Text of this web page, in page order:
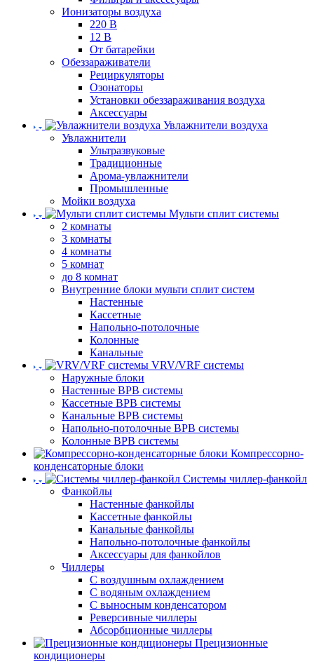
Ионизаторы воздуха
220 В
12 В
От батарейки
Обеззараживатели
Рециркуляторы
Озонаторы
Установки обеззараживания воздуха
Аксессуары
Увлажнители воздуха
Увлажнители
Ультразвуковые
Традиционные
Арома-увлажнители
Промышленные
Мойки воздуха
Мульти сплит системы
2 комнаты
3 комнаты
4 комнаты
5 комнат
до 8 комнат
Внутренние блоки мульти сплит систем
Настенные
Кассетные
Напольно-потолочные
Колонные
Канальные
VRV/VRF системы
Наружные блоки
Настенные ВРВ системы
Кассетные ВРВ системы
Канальные ВРВ системы
Напольно-потолочные ВРВ системы
Колонные ВРВ системы
Компрессорно-
конденсаторные блоки
Системы чиллер-фанкойл
Фанкойлы
Настенные фанкойлы
Кассетные фанкойлы
Канальные фанкойлы
Напольно-потолочные фанкойлы
Аксессуары для фанкойлов
Чиллеры
С воздушным охлаждением
С водяным охлаждением
С выносным конденсатором
Реверсивные чиллеры
Абсорбционные чиллеры
Прецизионные
кондиционеры